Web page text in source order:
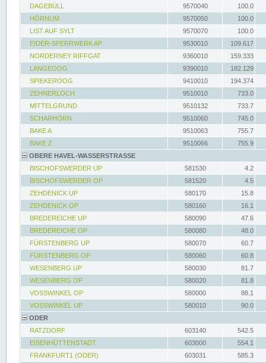
DAGEBÜLL 9570040
100.0
HÖRNUM
9570050
100.0
LIST AUF SYLT
9570070
100.0
EIDER-SPERRWERK AP
9530010
109.617
NORDERNEY RIFFGAT
9360010
159.333
LANGEOOG
9390010
182.129
SPIEKEROOG
9410010
194.374
ZEHNERLOCH
9510010
733.0
MITTELGRUND
9510132
733.7
SCHARHÖRN
9510060
745.0
BAKE A
9510063
755.7
BAKE Z
9510066
755.9
OBERE HAVEL-WASSERSTRASSE
BISCHOFSWERDER UP
581530
4.2
BISCHOFSWERDER OP
581520
4.5
ZEHDENICK UP
580170
15.8
ZEHDENICK OP
580160
16.1
BREDEREICHE UP
580090
47.6
BREDEREICHE OP
580080
48.0
FÜRSTENBERG UP
580070
60.7
FÜRSTENBERG OP
580060
60.8
WESENBERG UP
580030
81.7
WESENBERG OP
580020
81.8
VOSSWINKEL OP
580000
88.1
VOSSWINKEL UP
580010
90.0
ODER
RATZDORF
603140
542.5
EISENHÜTTENSTADT
603000
554.1
FRANKFURT1 (ODER)
603031
585.3